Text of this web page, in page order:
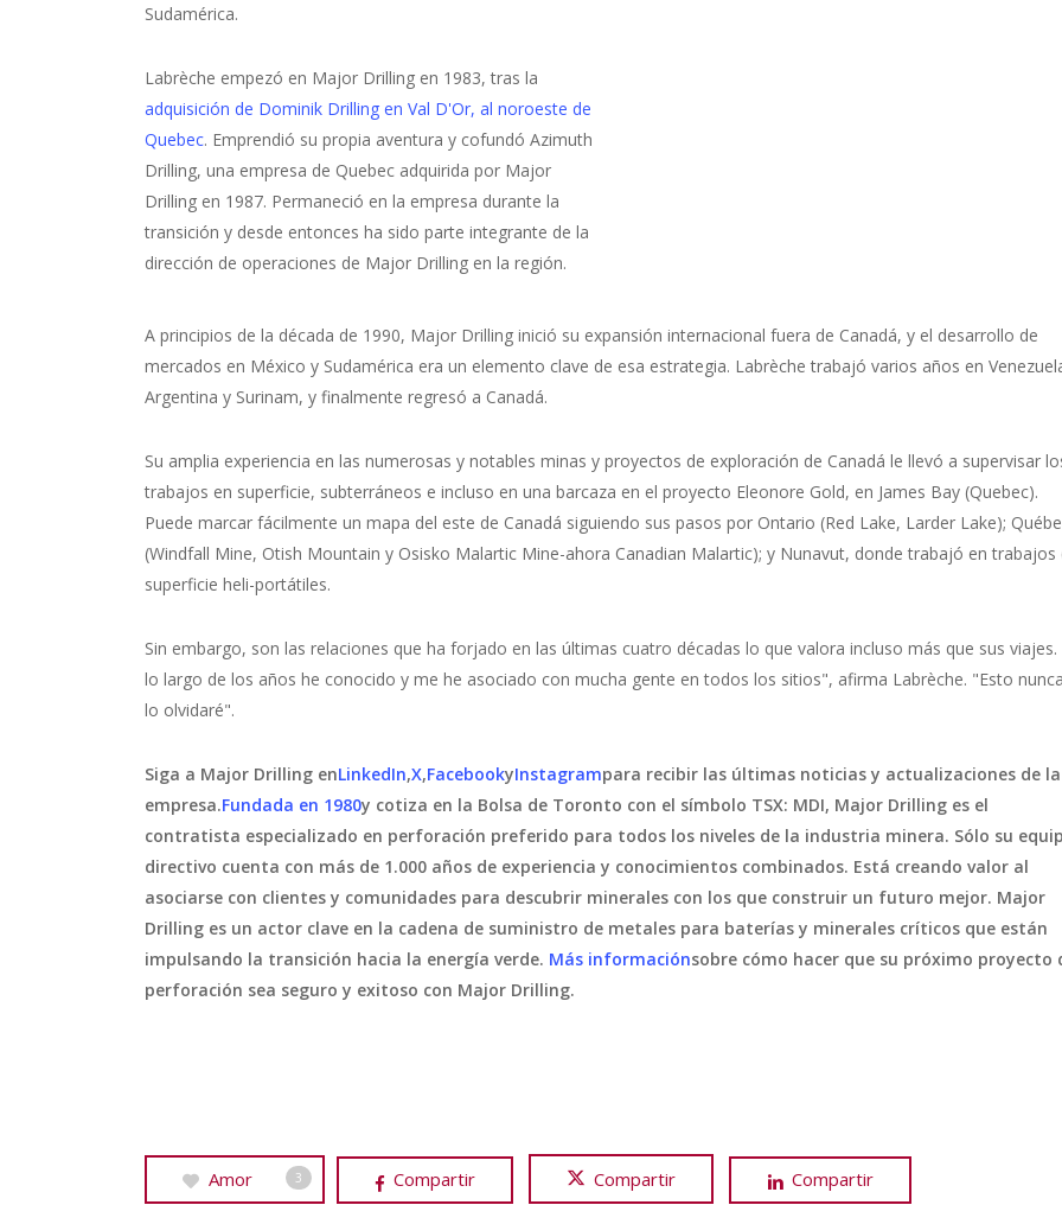
Sudamérica.
Labrèche empezó en Major Drilling en 1983, tras la
adquisición de Dominik Drilling en Val D'Or, al noroeste de
Quebec. Emprendió su propia aventura y cofundó Azimuth
Drilling, una empresa de Quebec adquirida por Major
Drilling en 1987. Permaneció en la empresa durante la
transición y desde entonces ha sido parte integrante de la
dirección de operaciones de Major Drilling en la región.
A principios de la década de 1990, Major Drilling inició su expansión internacional fuera de Canadá, y el desarrollo de
mercados en México y Sudamérica era un elemento clave de esa estrategia. Labrèche trabajó varios años en
Argentina y Surinam, y finalmente regresó a Canadá.
Su amplia experiencia en las numerosas y notables minas y proyectos de exploración de Canadá le llevó a supervisar
trabajos en superficie, subterráneos e incluso en una barcaza en el proyecto Eleonore Gold, en James Bay (Quebec).
Puede marcar fácilmente un mapa del este de Canadá siguiendo sus pasos por Ontario (Red Lake, Larder Lake);
(Windfall Mine, Otish Mountain y Osisko Malartic Mine-ahora Canadian Malartic); y Nunavut, donde trabajó en trabajos
superficie heli-portátiles.
Sin embargo, son las relaciones que ha forjado en las últimas cuatro décadas lo que valora incluso más que sus viajes.
lo largo de los años he conocido y me he asociado con mucha gente en todos los sitios", afirma Labrèche. "Esto nunca
lo olvidaré".
Siga a Major Drilling enLinkedIn,X,FacebookyInstagrampara recibir las últimas noticias y actualizaciones de la
empresa.Fundada en 1980y cotiza en la Bolsa de Toronto con el símbolo TSX: MDI, Major Drilling es el
contratista especializado en perforación preferido para todos los niveles de la industria minera. Sólo su
directivo cuenta con más de 1.000 años de experiencia y conocimientos combinados. Está creando valor al
asociarse con clientes y comunidades para descubrir minerales con los que construir un futuro mejor. Major
Drilling es un actor clave en la cadena de suministro de metales para baterías y minerales críticos que están
impulsando la transición hacia la energía verde. Más informaciónsobre cómo hacer que su próximo proyecto
perforación sea seguro y exitoso con Major Drilling.
Amor 3 Compartir Compartir Compartir